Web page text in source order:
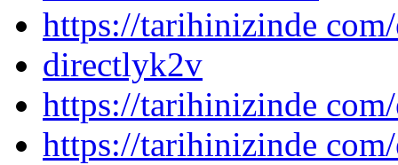
https://tarihinizinde
directlyk2v
https://tarihinizinde
https://tarihinizinde